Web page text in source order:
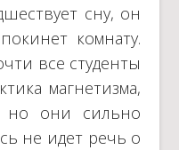
сну, он
комнату.
все студенты
магнетизма,
но они сильно
не идет речь о